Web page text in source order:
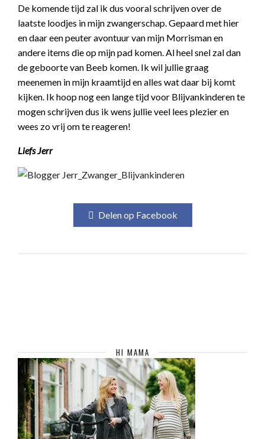
De komende tijd zal ik dus vooral schrijven over de
laatste loodjes in mijn zwangerschap. Gepaard met hier
en daar een peuter avontuur van mijn Morrisman en
andere items die op mijn pad komen. Al heel snel zal dan
de geboorte van Beeb komen. Ik wil jullie graag
meenemen in mijn kraamtijd en alles wat daar bij komt
kijken. Ik hoop nog een lange tijd voor Blijvankinderen te
mogen schrijven dus ik wens jullie veel lees plezier en
wees zo vrij om te reageren!
Liefs Jerr
Delen op Facebook
HI MAMA